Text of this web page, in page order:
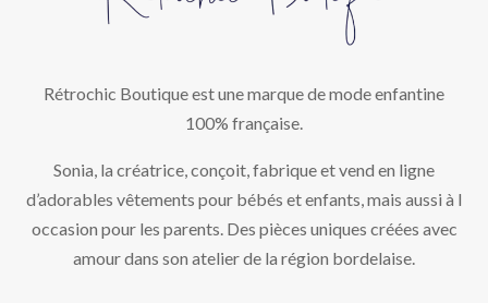
Rétrochic Boutique est une marque de mode enfantine
100% française.
Sonia, la créatrice, conçoit, fabrique et vend en ligne
d’adorables vêtements pour bébés et enfants, mais aussi à l
occasion pour les parents. Des pièces uniques créées avec
amour dans son atelier de la région bordelaise.